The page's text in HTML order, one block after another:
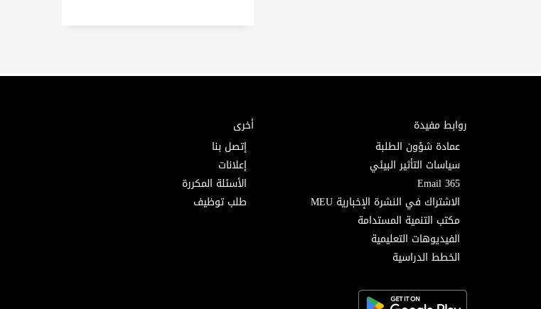
روابط مفيدة
عمادة شؤون الطلبة
سياسات التأثير البيئي
Email 365
الاشتراك في النشرة الإخبارية MEU
مكتب التنمية المستدامة
الفيديوهات التعليمية
الخطط الدراسية
أخرى
إتصل بنا
إعلانات
الأسئلة المكررة
طلب توظيف